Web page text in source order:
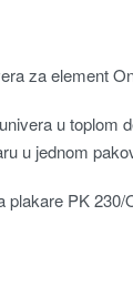
za element
u toplom
u jednom
plakare PK